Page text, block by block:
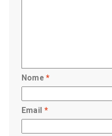
Nome*
Email *